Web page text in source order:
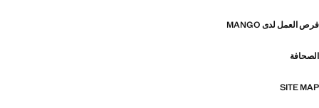
فرص العمل لدى MANGO
الصحافة
SITE MAP